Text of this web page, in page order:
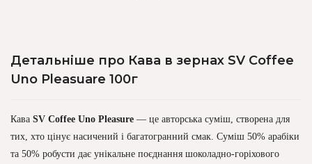
Детальніше про Кава в зернах SV Coffee
Uno Pleasuare 100г
Кава SV Coffee Uno Pleasure — це авторська суміш, створена для
тих, хто цінує насичений і багатогранний смак. Суміш 50% арабіки
та 50% робусти дає унікальне поєднання шоколадно-горіхового